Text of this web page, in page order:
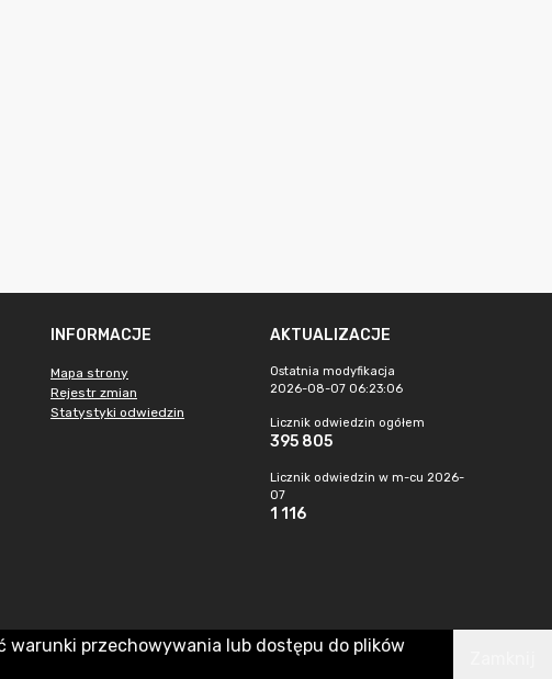
INFORMACJE
Mapa strony
Rejestr zmian
Statystyki odwiedzin
AKTUALIZACJE
Ostatnia modyfikacja
2026-08-07 06:23:06
Licznik odwiedzin ogółem
395 805
Licznik odwiedzin w m-cu 2026-
07
1 116
warunki przechowywania lub dostępu do plików